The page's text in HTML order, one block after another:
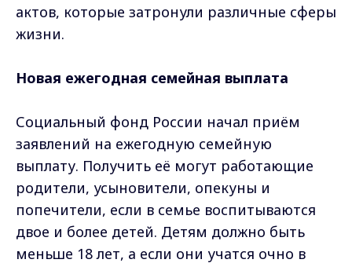
актов, которые затронули различные сферы
жизни.
Новая ежегодная семейная выплата
Социальный фонд России начал приём
заявлений на ежегодную семейную
выплату. Получить её могут работающие
родители, усыновители, опекуны и
попечители, если в семье воспитываются
двое и более детей. Детям должно быть
меньше 18 лет, а если они учатся очно в